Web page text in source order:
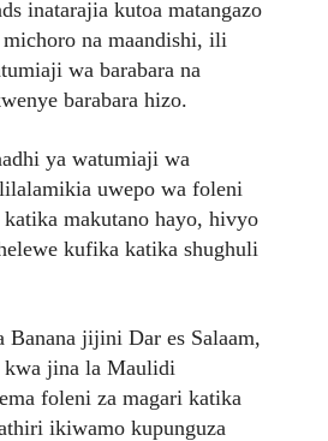
inatarajia kutoa matangazo
na maandishi, ili
wa barabara na
barabara hizo.
ya watumiaji wa
uwepo wa foleni
makutano hayo, hivyo
kufika katika shughuli
Banana jijini Dar es Salaam,
jina la Maulidi
foleni za magari katika
ikiwamo kupunguza